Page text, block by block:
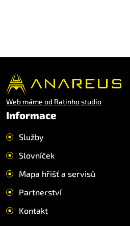
Web máme od Ratinho studio
Informace
Služby
Slovníček
Mapa hřišť a servisů
Partnerství
Kontakt